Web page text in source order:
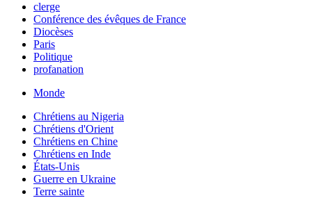
clerge
Conférence des évêques de France
Diocèses
Paris
Politique
profanation
Monde
Chrétiens au Nigeria
Chrétiens d'Orient
Chrétiens en Chine
Chrétiens en Inde
États-Unis
Guerre en Ukraine
Terre sainte